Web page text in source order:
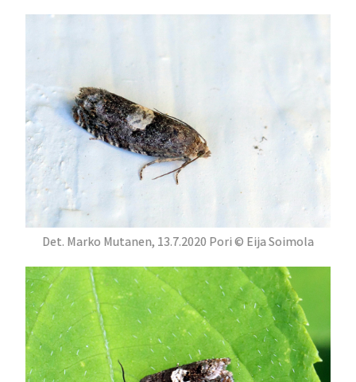
Det. Marko Mutanen, 13.7.2020 Pori © Eija Soimola